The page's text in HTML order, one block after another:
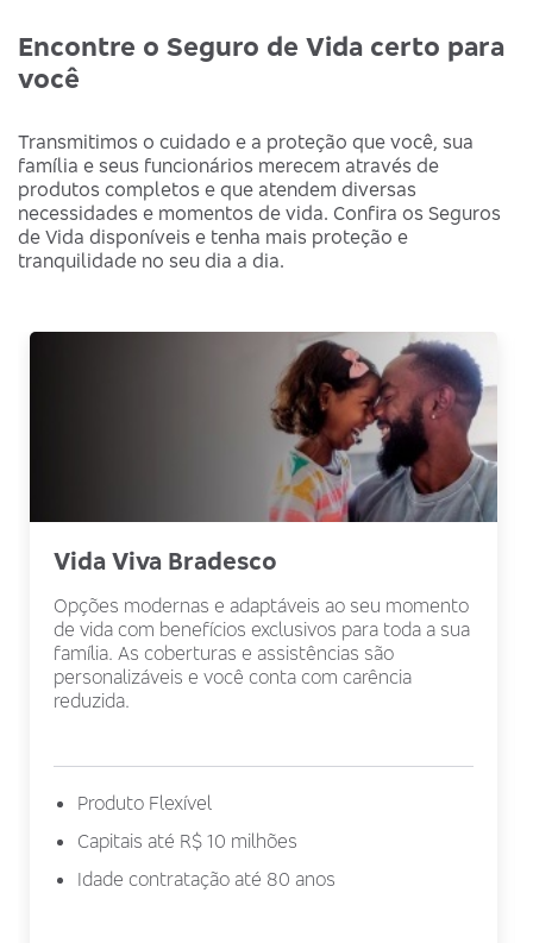
Encontre o Seguro de Vida certo para
você
Transmitimos o cuidado e a proteção que você, sua
família e seus funcionários merecem através de
produtos completos e que atendem diversas
necessidades e momentos de vida. Confira os Seguros
de Vida disponíveis e tenha mais proteção e
tranquilidade no seu dia a dia.
Vida Viva Bradesco
Opções modernas e adaptáveis ao seu momento
de vida com benefícios exclusivos para toda a sua
família. As coberturas e assistências são
personalizáveis e você conta com carência
reduzida.
Produto Flexível
Capitais até R$ 10 milhões
Idade contratação até 80 anos